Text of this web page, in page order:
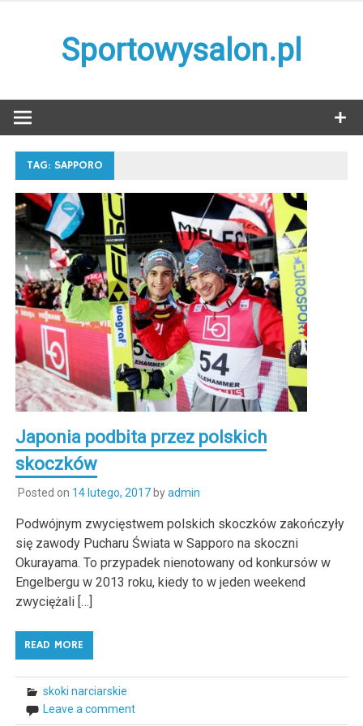
Sportowysalon.pl
TAG: SAPPORO
Japonia podbita przez polskich
skoczków
Posted on 14 lutego, 2017byadmin
Podwójnym zwycięstwem polskich skoczków zakończyły
się zawody Pucharu Świata w Sapporo na skoczni
Okurayama. To przypadek nienotowany od konkursów w
Engelbergu w 2013 roku, kiedy to w jeden weekend
zwyciężali […]
READ MORE
skoki narciarskie
Leave a comment